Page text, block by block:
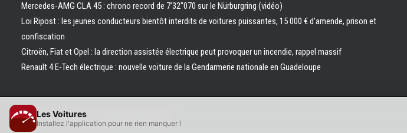
Mercedes-AMG CLA 45 : chrono record de 7’32″070 sur le Nürburgring (vidéo)
Loi Ripost : les jeunes conducteurs bientôt interdits de voitures puissantes, 15 000 € d’amende, prison et
confiscation
Citroën, Fiat et Opel : la direction assistée électrique peut provoquer un incendie, rappel massif
Renault 4 E-Tech électrique : nouvelle voiture de la Gendarmerie nationale en Guadeloupe
© 2026 Les Voitures. | Tous droits réservés.
Les Voitures
Installez l'application pour ne rien manquer !